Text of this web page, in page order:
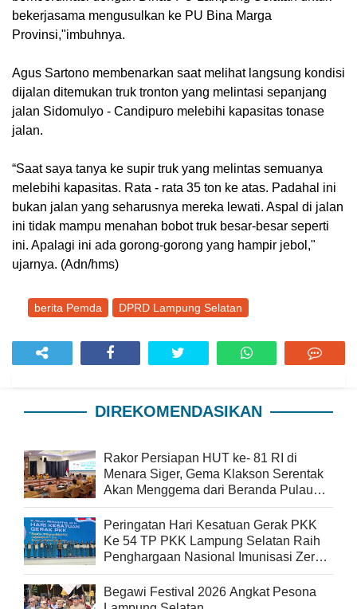
bekerjasama mengusulkan ke PU Bina Marga
Provinsi,"imbuhnya.
Agus Sartono membenarkan saat melihat langsung kondisi
dijalan ditemukan truk tronton yang melintasi sepanjang
jalan Sidomulyo - Candipuro melebihi kapasitas tonase
jalan.
“Saat saya tanya ke supir truk yang melintas semuanya
melebihi kapasitas. Rata - rata 35 ton ke atas. Padahal ini
bukan jalan yang seharusnya mereka lewati. Aspal di jalan
ini tidak mampu menahan bobot truk besar-besar seperti
ini. Apalagi ini ada gorong-gorong yang hampir jebol,"
ujarnya. (Adn/hms)
berita Pemda DPRD Lampung Selatan
DIREKOMENDASIKAN
Rakor Persiapan HUT ke- 81 RI di
Menara Siger, Gema Klakson Serentak
Akan Menggema dari Beranda Pulau
Sumatra
Peringatan Hari Kesatuan Gerak PKK
Ke 54 TP PKK Lampung Selatan Raih
Penghargaan Nasional Imunisasi Zero
Dose
Begawi Festival 2026 Angkat Pesona